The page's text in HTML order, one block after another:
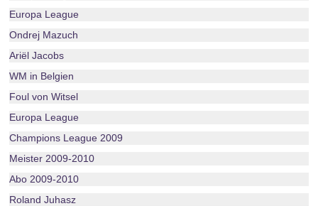
Europa League
Ondrej Mazuch
Ariël Jacobs
WM in Belgien
Foul von Witsel
Europa League
Champions League 2009
Meister 2009-2010
Abo 2009-2010
Roland Juhasz